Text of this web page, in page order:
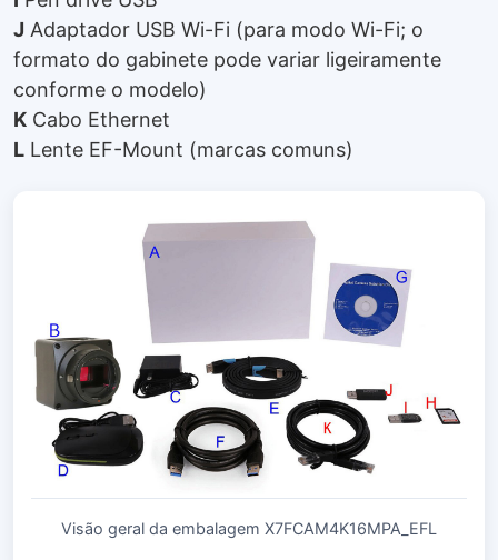
J Adaptador USB Wi-Fi (para modo Wi-Fi; o
formato do gabinete pode variar ligeiramente
conforme o modelo)
K Cabo Ethernet
L Lente EF-Mount (marcas comuns)
Visão geral da embalagem X7FCAM4K16MPA_EFL